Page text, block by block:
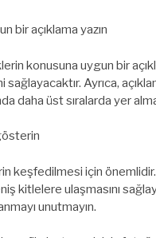
bir açıklama yazın
konusuna uygun bir
Ayrıca,
daha üst sıralarda yer
keşfedilmesi için
kitlelere ulaşmasını
unutmayın.